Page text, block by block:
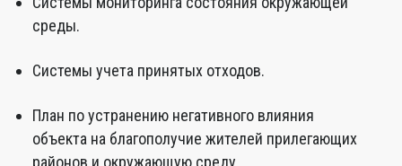
среды.
Системы учета принятых отходов.
План по устранению негативного влияния
объекта на благополучие жителей прилегающих
районов и окружающую среду.